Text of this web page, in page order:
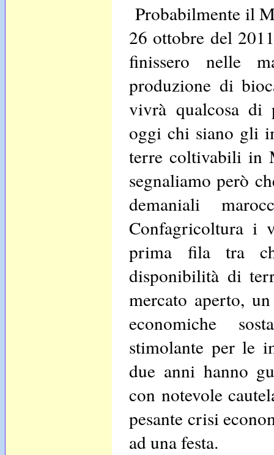
Probabilmente il
26 ottobre del
finissero nelle
produzione di
vivrà qualcosa di
oggi chi siano gli
terre coltivabili in
segnaliamo però
demaniali
Confagricoltura i
prima fila tra
disponibilità di
mercato aperto,
economiche
stimolante per le
due anni hanno
con notevole
pesante crisi
ad una festa.